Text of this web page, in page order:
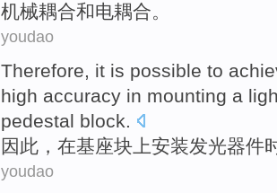
机械耦合和电耦合。
youdao
Therefore, it is possible to
high accuracy in mounting a
pedestal block.
因此 ， 在基座块 上安装发光器件
youdao